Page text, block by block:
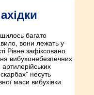
багато
вони лежать у
Рівне зафіксовано
вибухонебезпечних
несуть
маси вибухівки.